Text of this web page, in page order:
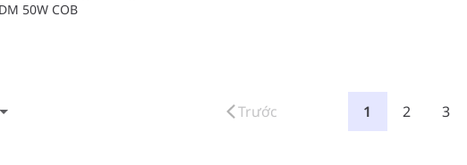
50W COB
Trước 1 2 3